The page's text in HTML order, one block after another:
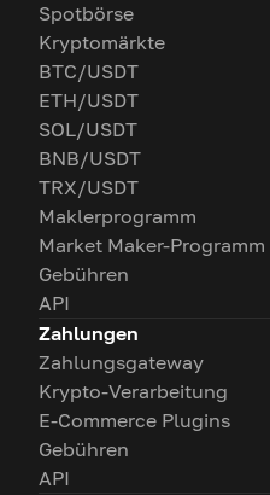
Spotbörse
Kryptomärkte
BTC/USDT
ETH/USDT
SOL/USDT
BNB/USDT
TRX/USDT
Maklerprogramm
Market Maker-Programm
Gebühren
API
Zahlungen
Zahlungsgateway
Krypto-Verarbeitung
E-Commerce Plugins
Gebühren
API